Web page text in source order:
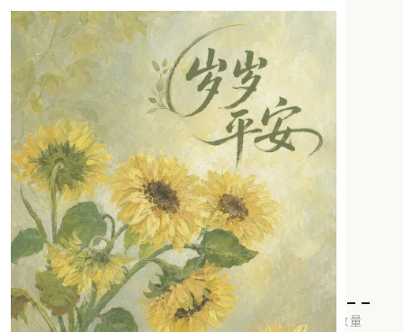
LosstLOSST
中国 · 杭州
HELLO@LOSST.NET
订单号 #0001
致这位可爱的访客（您）
2026年8月8日 下午4:58
#栏目 数量